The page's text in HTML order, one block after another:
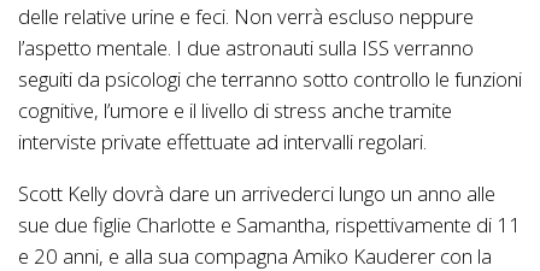
delle relative urine e feci. Non verrà escluso neppure
l’aspetto mentale. I due astronauti sulla ISS verranno
seguiti da psicologi che terranno sotto controllo le funzioni
cognitive, l’umore e il livello di stress anche tramite
interviste private effettuate ad intervalli regolari.
Scott Kelly dovrà dare un arrivederci lungo un anno alle
sue due figlie Charlotte e Samantha, rispettivamente di 11
e 20 anni, e alla sua compagna Amiko Kauderer con la